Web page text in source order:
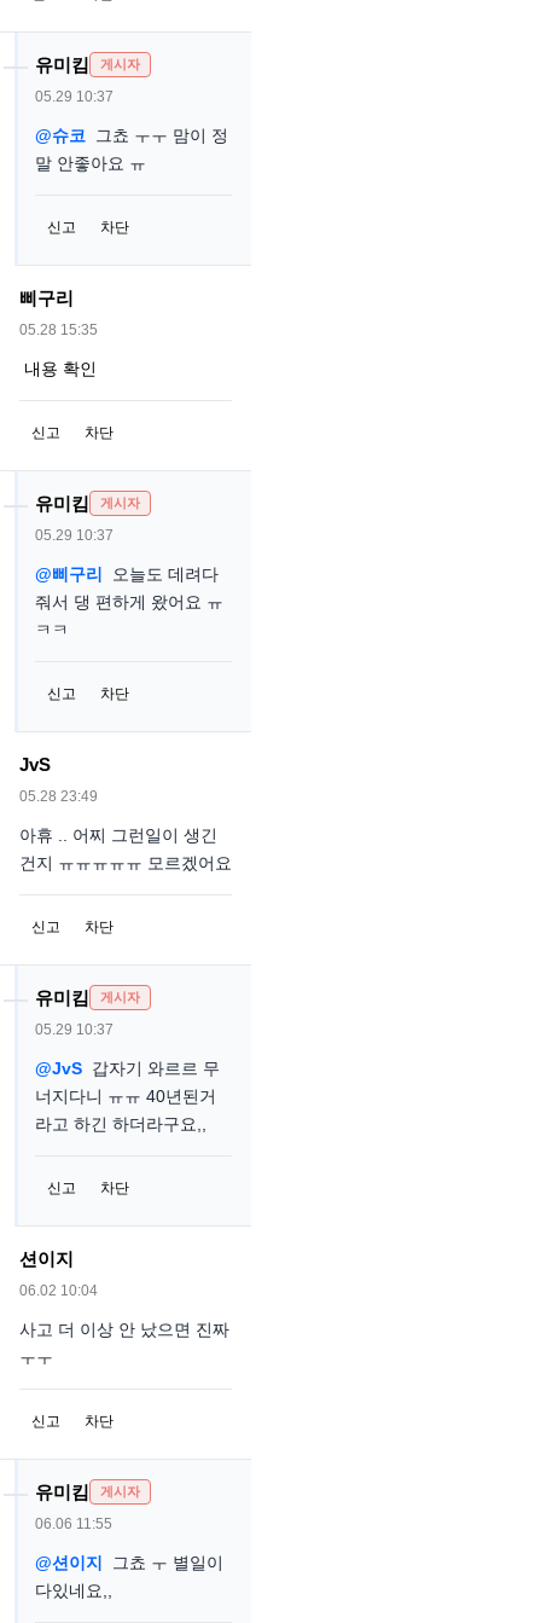
유미킴 게시자
05.29 10:37
@슈코 그쵸 ㅜㅜ 맘이 정
말 안좋아요 ㅠ
신고 차단
삐구리
05.28 15:35
내용 확인
신고 차단
유미킴 게시자
05.29 10:37
@삐구리
오늘도 데려다
줘서 댕 편하게 왔어요 ㅠ
ㅋㅋ
신고 차단
JvS
05.28 23:49
아휴 .. 어찌 그런일이 생긴
건지 ㅠㅠㅠㅠㅠ 모르겠어요
신고 차단
유미킴 게시자
05.29 10:37
@JvS 갑자기 와르르 무
너지다니 ㅠㅠ 40년된거
라고 하긴 하더라구요,,
신고 차단
션이지
06.02 10:04
사고 더 이상 안 났으면 진짜
ㅜㅜ
신고 차단
유미킴 게시자
06.06 11:55
@션이지
그쵸 ㅜ 별일이
다있네요,,